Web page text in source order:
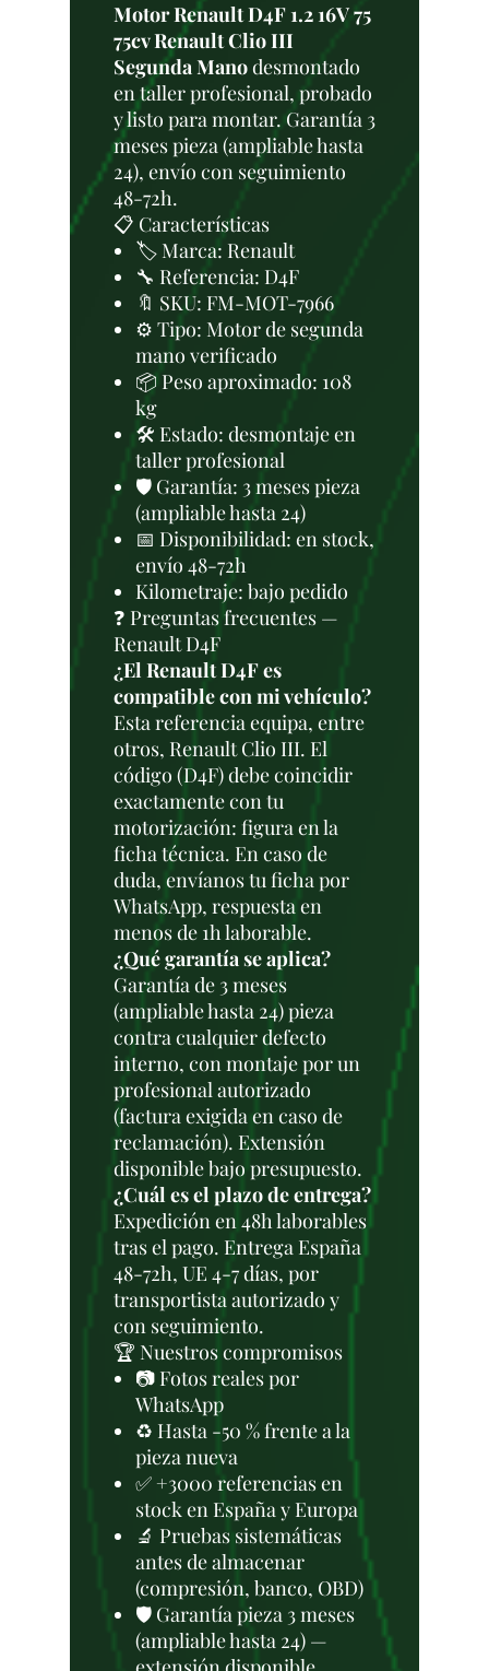
Motor Renault D4F 1.2 16V 75
75cv Renault Clio III
Segunda Manodesmontado
en taller profesional, probado
y listo para montar. Garantía 3
meses pieza (ampliable hasta
24), envío con seguimiento
48-72h.
📋 Características
🏷️ Marca: Renault
🔧 Referencia: D4F
🔖 SKU: FM-MOT-7966
⚙️ Tipo: Motor de segunda
mano verificado
📦 Peso aproximado: 108
kg
🛠 Estado: desmontaje en
taller profesional
🛡️ Garantía: 3 meses pieza
(ampliable hasta 24)
📅 Disponibilidad: en stock,
envío 48-72h
Kilometraje: bajo pedido
❓ Preguntas frecuentes —
Renault D4F
¿El Renault D4F es
compatible con mi vehículo?
Esta referencia equipa, entre
otros, Renault Clio III. El
código (D4F) debe coincidir
exactamente con tu
motorización: figura en la
ficha técnica. En caso de
duda, envíanos tu ficha por
WhatsApp, respuesta en
menos de 1h laborable.
¿Qué garantía se aplica?
Garantía de 3 meses
(ampliable hasta 24) pieza
contra cualquier defecto
interno, con montaje por un
profesional autorizado
(factura exigida en caso de
reclamación). Extensión
disponible bajo presupuesto.
¿Cuál es el plazo de entrega?
Expedición en 48h laborables
tras el pago. Entrega España
48-72h, UE 4-7 días, por
transportista autorizado y
con seguimiento.
🏆 Nuestros compromisos
📷 Fotos reales por
WhatsApp
♻️ Hasta -50 % frente a la
pieza nueva
✅ +3000 referencias en
stock en España y Europa
🔬 Pruebas sistemáticas
antes de almacenar
(compresión, banco, OBD)
🛡️ Garantía pieza 3 meses
(ampliable hasta 24) —